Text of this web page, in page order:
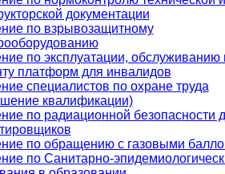
документации
по взрывозащитному
по эксплуатации, обслуживанию
платформ для инвалидов
специалистов по охране труда
квалификации)
по радиационной безопасности
по обращению с газовыми
по Санитарно-